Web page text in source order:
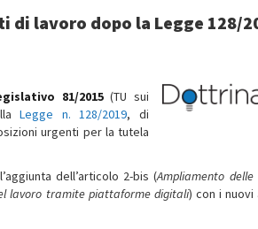
lavoro dopo la Legge 128/
81/2015(TU sui
Legge n. 128/2019, di
urgenti per la tutela
dell’articolo 2-bis (Ampliamento
lavoro tramite piattaforme digitali) con i nuovi